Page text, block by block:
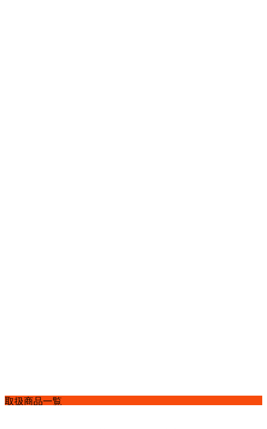
コ
ナ
取扱商品一覧